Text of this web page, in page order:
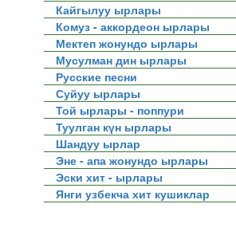
Кайгылуу ырлары
Комуз - аккордеон ырлары
Мектеп жонундо ырлары
Мусулман дин ырлары
Русские песни
Суйуу ырлары
Той ырлары - поппури
Туулган күн ырлары
Шандуу ырлар
Эне - апа жонундо ырлары
Эски хит - ырлары
Янги узбекча хит кушиклар